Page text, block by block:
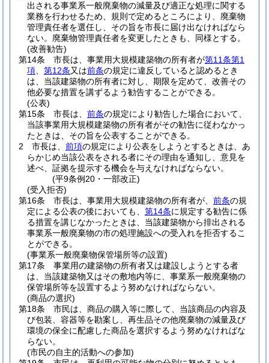
出される事業系一般廃棄物の減量及び適正な処理に関する
業務を行わせるため、規則で定めるところにより、廃棄物
管理責任者を選任し、その旨を市長に届け出なければなら
ない。 廃棄物管理責任者を変更したときも、同様とする。
(改善勧告)
第14条
市長は、事業用大規模建築物の所有者が第11条第1
項
第12条又は前条の規定に違反していると認めるとき
は、当該建築物の所有者に対し、期限を定めて、改善その
他必要な措置を講ずるよう勧告することができる。
(公表)
第15条
市長は、 前条の規定により勧告した場合において、
当該事業用大規模建築物の所有者がその勧告に従わなかっ
たときは、その旨を公表することができる。
2
市長は、 前項の規定により公表をしようとするときは、あ
らかじめ当該公表をされる者にその理由を通知し、意見を
述べ、証拠を提示する機会を与えなければならない。
(平9条例20・一部改正)
(受入拒否)
第16条
市長は、事業用大規模建築物の所有者が、 前条の規
定による公表の後においても、 第14条に規定する勧告に係
る措置を講じなかったときは、当該建築物から排出される
事業系一般廃棄物の市の処理施設への受入れを拒否するこ
とができる。
(事業系一般廃棄物保管場所等の設置)
第17条
事業用の建築物の所有者又は建設しようとする者
は、当該建築物又はその敷地内等に、事業系一般廃棄物の
保管場所等を設置するよう努めなければならない。
(商品の選択)
第18条
市民は、商品の購入等に際して、当該商品の内容及
び包装、容器等を勘案し、再生品その他廃棄物の減量及び
環境の保全に配慮した商品を選択するよう努めなければな
らない。
(市民の自主的活動への参加)